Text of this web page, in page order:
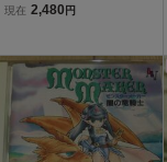
フォース PCエンジン CD-
現在 2,480 円